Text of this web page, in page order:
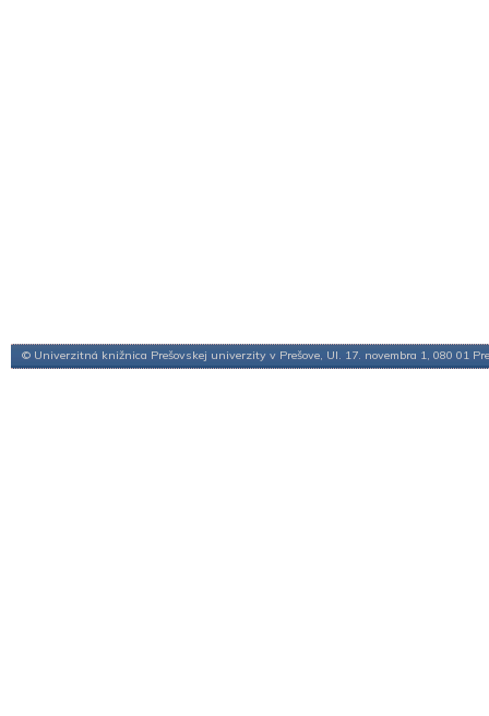
© Univerzitná knižnica Prešovskej univerzity v Prešove, Ul. 17. novembra 1, 080 01